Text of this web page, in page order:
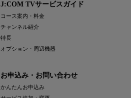
J:COM TVサービスガイド
コース案内・料金
チャンネル紹介
特長
オプション・周辺機器
お申込み・お問い合わせ
かんたんお申込み